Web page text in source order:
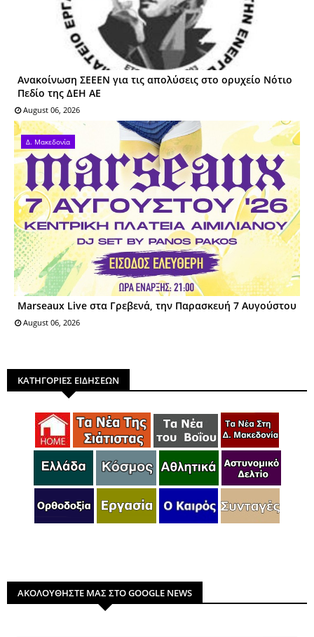
Ανακοίνωση ΣΕΕΕΝ για τις απολύσεις στο ορυχείο Νότιο
Πεδίο της ΔΕΗ ΑΕ
August 06, 2026
Δ. Μακεδονία
Marseaux Live στα Γρεβενά, την Παρασκευή 7 Αυγούστου
August 06, 2026
ΚΑΤΗΓΟΡΙΕΣ ΕΙΔΗΣΕΩΝ
ΑΚΟΛΟΥΘΗΣΤΕ ΜΑΣ ΣΤΟ GOOGLE NEWS